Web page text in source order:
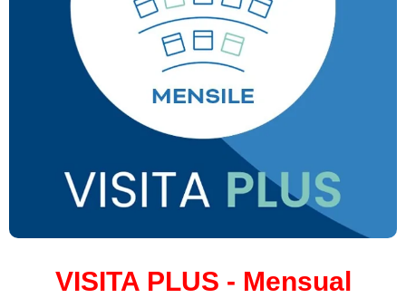
VISITA PLUS - Mensual